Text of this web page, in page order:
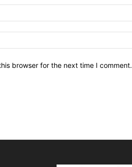
browser for the next time I comment.